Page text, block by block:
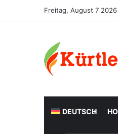
Freitag, August 7 2026
DEUTSCH